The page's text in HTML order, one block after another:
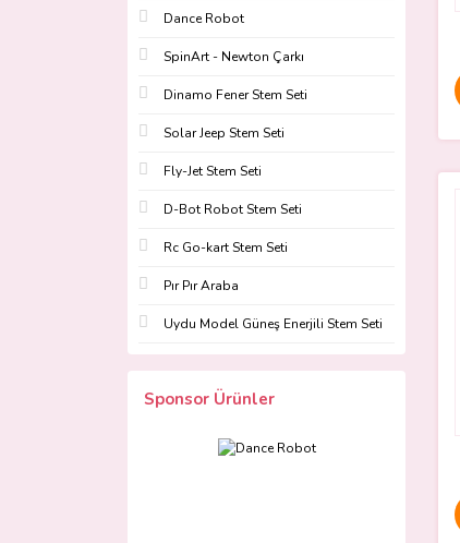
Dance Robot
SpinArt - Newton Çarkı
Dinamo Fener Stem Seti
Solar Jeep Stem Seti
Fly-Jet Stem Seti
D-Bot Robot Stem Seti
Rc Go-kart Stem Seti
Pır Pır Araba
Uydu Model Güneş Enerjili Stem Seti
Sponsor Ürünler